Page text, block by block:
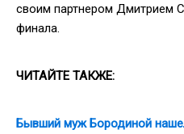
своим партнером Дмитрием
финала.
ЧИТАЙТЕ ТАКЖЕ:
Бывший муж Бородиной